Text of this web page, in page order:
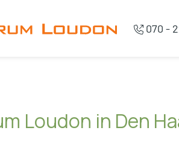
070 -
Loudon in Den